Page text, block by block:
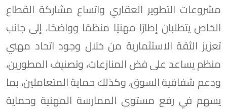
مشروعات التطوير العقاري واتساع مشاركة القطاع
الخاص يتطلبان إطارًا مهنيًا منظمًا وواضحًا، إلى جانب
تعزيز الثقة الاستثمارية من خلال وجود اتحاد مهني
منظم يساعد على فض المنازعات، وتصنيف المطورين،
ودعم شفافية السوق، وكذلك حماية المتعاملين، بما
يسهم في رفع مستوى الممارسة المهنية وحماية